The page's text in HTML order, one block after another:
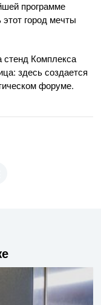
программе
город мечты
стенд Комплекса
здесь создается
форуме.